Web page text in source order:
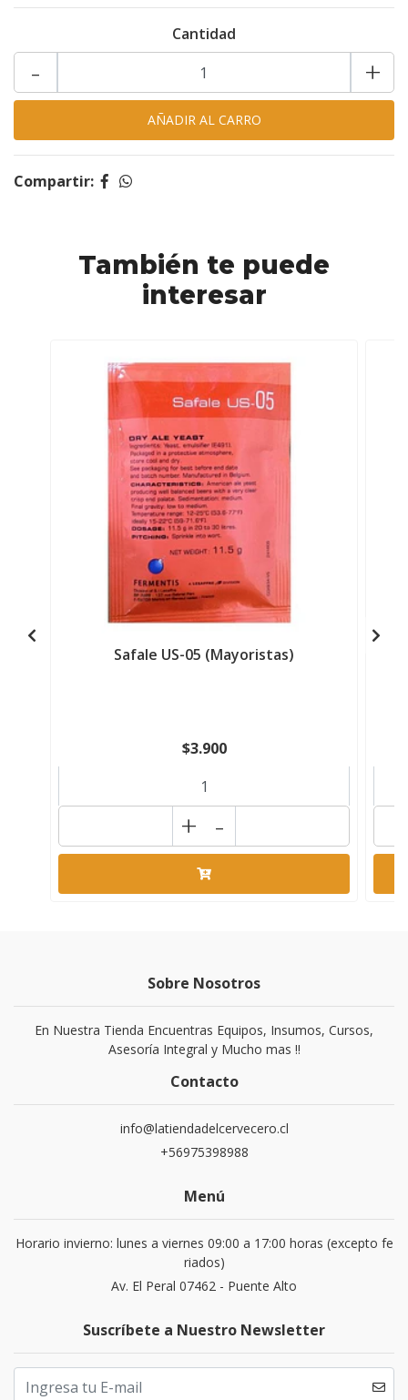
Cantidad
- +
Compartir:
También te puede
interesar
Safale US-05 (Mayoristas)
$3.900
+ -
Sobre Nosotros
En Nuestra Tienda Encuentras Equipos, Insumos, Cursos,
Asesoría Integral y Mucho mas !!
Contacto
info@latiendadelcervecero.cl
+56975398988
Menú
Horario invierno: lunes a viernes 09:00 a 17:00 horas (excepto fe
riados)
Av. El Peral 07462 - Puente Alto
Suscríbete a Nuestro Newsletter